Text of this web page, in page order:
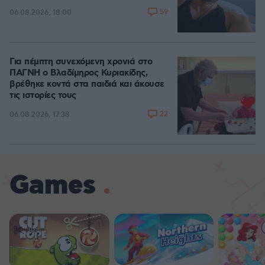
06.08.2026, 18:00 59
Για πέμπτη συνεχόμενη χρονιά στο
ΠΑΓΝΗ ο Βλαδίμηρος Κυριακίδης,
βρέθηκε κοντά στα παιδιά και άκουσε
τις ιστορίες τους
06.08.2026, 17:38 22
Games